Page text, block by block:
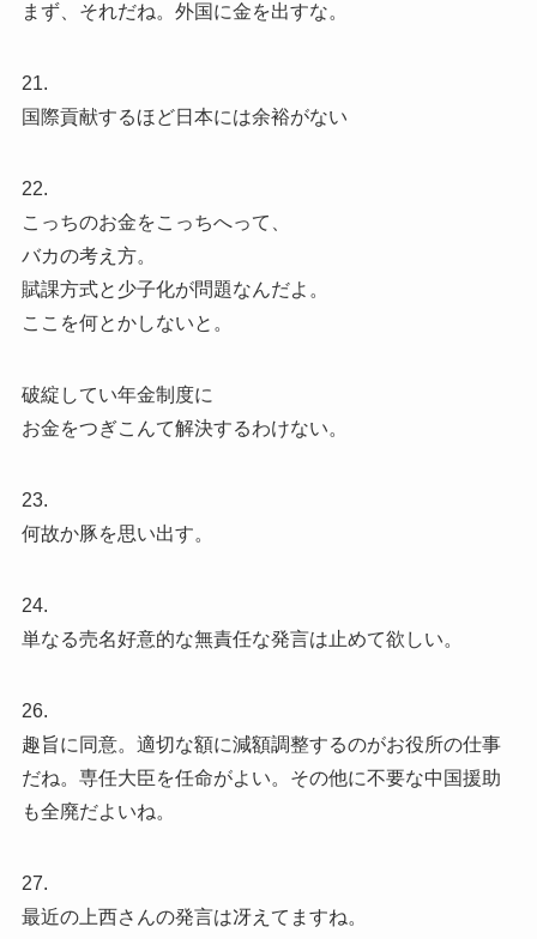
まず、それだね。外国に金を出すな。
21.
国際貢献するほど日本には余裕がない
22.
こっちのお金をこっちへって、
バカの考え方。
賦課方式と少子化が問題なんだよ。
ここを何とかしないと。
破綻してい年金制度に
お金をつぎこんて解決するわけない。
23.
何故か豚を思い出す。
24.
単なる売名好意的な無責任な発言は止めて欲しい。
26.
趣旨に同意。適切な額に減額調整するのがお役所の仕事
だね。専任大臣を任命がよい。その他に不要な中国援助
も全廃だよいね。
27.
最近の上西さんの発言は冴えてますね。